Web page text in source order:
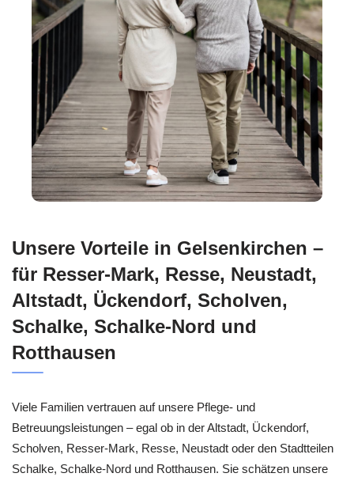
Unsere Vorteile in Gelsenkirchen –
für Resser-Mark, Resse, Neustadt,
Altstadt, Ückendorf, Scholven,
Schalke, Schalke-Nord und
Rotthausen
Viele Familien vertrauen auf unsere Pflege- und
Betreuungsleistungen – egal ob in der Altstadt, Ückendorf,
Scholven, Resser-Mark, Resse, Neustadt oder den Stadtteilen
Schalke, Schalke-Nord und Rotthausen. Sie schätzen unsere